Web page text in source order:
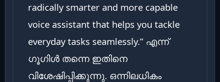
radically smarter and more capable
voice assistant that helps you tackle
everyday tasks seamlessly.” എന്ന്
ഗൂഗിൾ തന്നെ ഇതിനെ
വിശേഷിപ്പിക്കുന്നു. ഒന്നിലധികം